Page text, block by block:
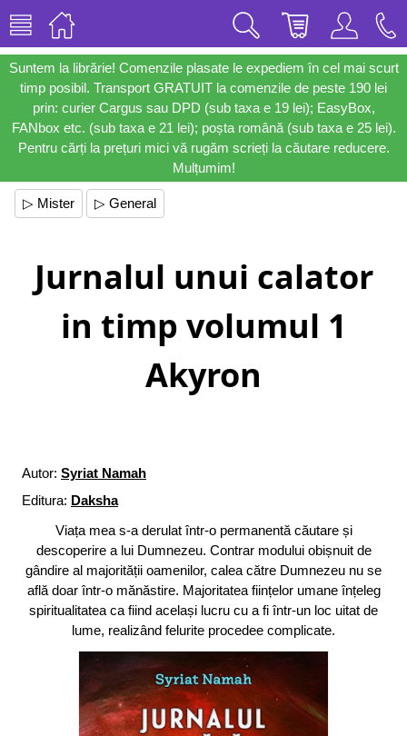
Suntem la librărie! Comenzile plasate le expediem în cel mai scurt
timp posibil. Transport GRATUIT la comenzile de peste 190 lei
prin: curier Cargus sau DPD (sub taxa e 19 lei); EasyBox,
FANbox etc. (sub taxa e 21 lei); poșta română (sub taxa e 25 lei).
Pentru cărți la prețuri mici vă rugăm scrieți la căutare reducere.
Mulțumim!
▷ Mister ▷ General
Jurnalul unui calator
in timp volumul 1
Akyron
Autor: Syriat Namah
Editura: Daksha
Viața mea s-a derulat într-o permanentă căutare și
descoperire a lui Dumnezeu. Contrar modului obișnuit de
gândire al majorității oamenilor, calea către Dumnezeu nu se
află doar într-o mănăstire. Majoritatea ființelor umane înțeleg
spiritualitatea ca fiind același lucru cu a fi într-un loc uitat de
lume, realizând felurite procedee complicate.